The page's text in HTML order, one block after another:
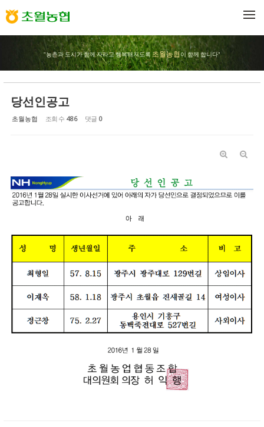
"농촌과 도시가 함께 자라고 행복해지도록초월농협이 함께 합니다"
당선인공고
초월농협 조회 수 486 댓글 0